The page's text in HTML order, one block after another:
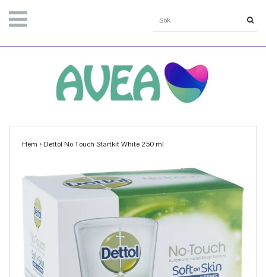
Hem › Dettol No Touch Startkit White 250 ml